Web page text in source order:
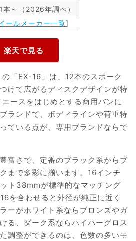
～（2026年調べ）
ールメーカー一覧]
「EX-16」は、12本のスポーク
けて広がるディスクデザインが特
ースをはじめとする商用バンに
ランドで、ボディラインや荷重特
ている点が、専用ブランドならで
富さで、定番のブラック系からブ
まで多彩に揃います。16インチ
ト38mmが標準的なマッチング
を合わせると外径が純正に近く
ーがホワイト系ならブロンズやガ
る、ダーク系ならハイパーグロス
調整ができるのは、色数の多いモ